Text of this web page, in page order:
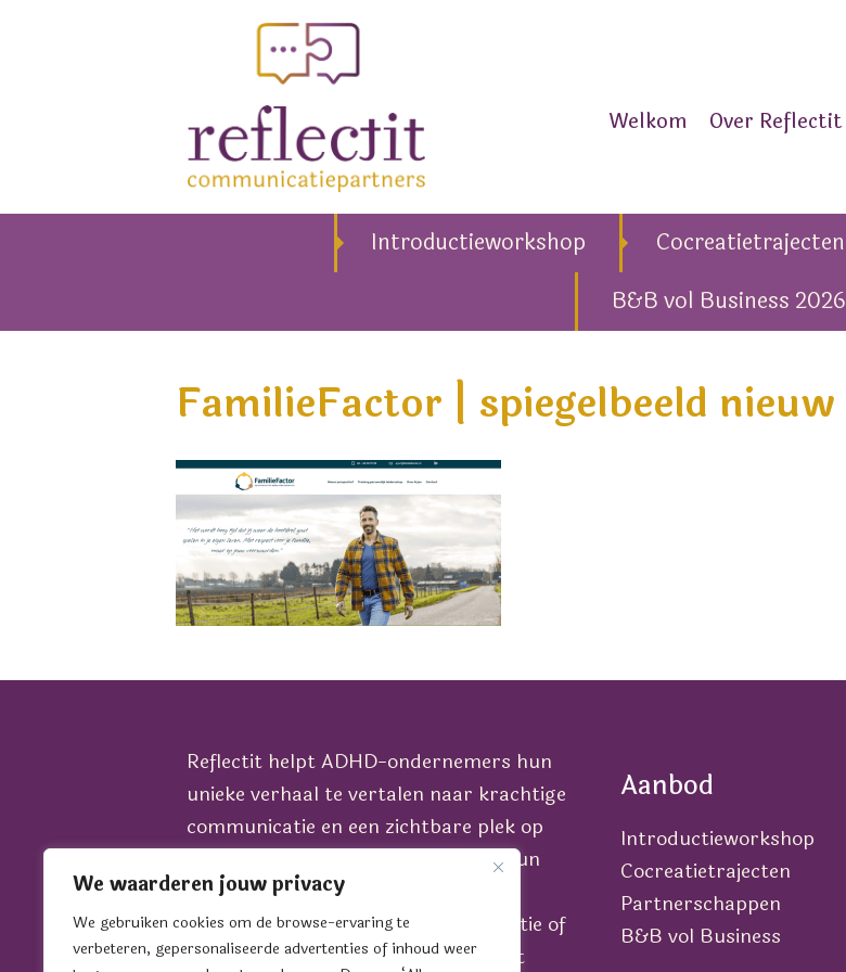
We waarderen jouw privacy
We gebruiken cookies om de browse-ervaring te
verbeteren, gepersonaliseerde advertenties of inhoud weer
Welkom Over Reflectit
Introductieworkshop Cocreatietrajecten
B&B vol Business 2026
FamilieFactor | spiegelbeeld nieuw
Reflectit helpt ADHD-ondernemers hun
unieke verhaal te vertalen naar krachtige
communicatie en een zichtbare plek op
het juiste podium, in alle fases van hun
bedrijf.
Wil je sparren over jouw communicatie of
groei? Plan dan een koffiedate in met
Aanbod
Introductieworkshop
Cocreatietrajecten
Partnerschappen
B&B vol Business